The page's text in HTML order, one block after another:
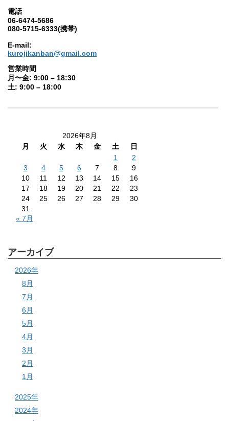
電話
06-6474-5686
080-5715-6333(携帯)
E-mail:
kurojikanban@gmail.com
営業時間
月〜金: 9:00 – 18:30
土: 9:00 – 18:00
2026年8月
月
火 水 木 金 土
日
1
2
3
4 5 6 7 8
9
10
11 12 13 14 15
16
17
18 19 20 21 22
23
24
25 26 27 28 29
30
31
« 7月
アーカイブ
2026年
8月
7月
6月
5月
4月
3月
2月
1月
2025年
2024年